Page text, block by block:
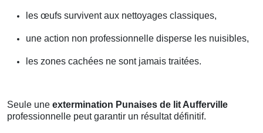
les œufs survivent aux nettoyages classiques,
une action non professionnelle disperse les nuisibles,
les zones cachées ne sont jamais traitées.
Seule une extermination Punaises de lit Aufferville
professionnelle peut garantir un résultat définitif.